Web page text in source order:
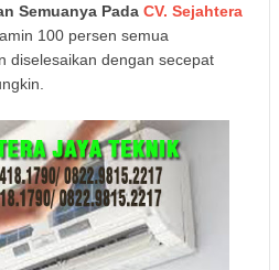
Semuanya Pada CV. Sejahtera
100 persen semua
diselesaikan dengan secepat